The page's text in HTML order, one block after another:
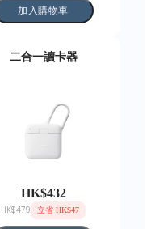
加入購物車
二合一讀卡器
HK$432
立省 HK$47
HK$479